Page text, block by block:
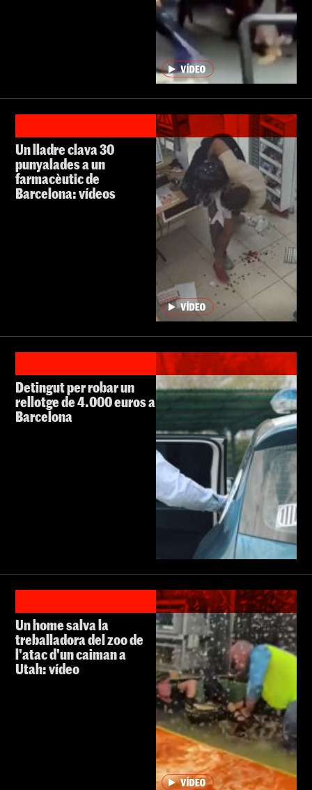
Un lladre clava 30
punyalades a un
farmacèutic de
Barcelona: vídeos
Detingut per robar un
rellotge de 4.000 euros a
Barcelona
Un home salva la
treballadora del zoo de
l'atac d'un caiman a
Utah: vídeo